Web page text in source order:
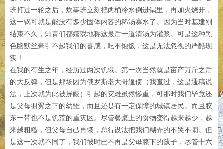
班打过一轮之后，炊事班立刻把两桶冷水倒进锅里，再加火烧开，
这一锅可就是能没有多少固体内容的稀汤寡水了。因为当时基建刚
结束不久，知青们都嬉戏地称这最后一道清汤为灌浆。可是这种黑
色幽默丝毫引不起我们的喜感，吃不饱饭，这是无法忽视的严酷现
实！
在我的有生之年，经历过两次饥饿。第一次当然就是亩产万斤之后
的大反弹，但是那场因为俄罗斯老大哥逼债（我查过，这是通稿说
法，上次就为此被屏蔽）引起的灾难虽然惨重，可那时我们毕竟还
是父母羽翼之下的幼雏，而且还是有一定保障的城镇居民。而且胶
东一带也不是饥荒的重灾区。尽管餐桌上的食物变得越来越少，越
来越粗糙，但父母自己再饿，总得设法把我们糊弄的不哭不闹。但
是这一次就不同了，我们彼时已不再是父母膝下的孩子，尽管十六